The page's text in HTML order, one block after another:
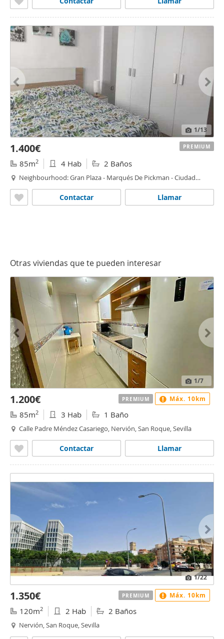
1/13
1.400€
85m2 4 Hab 2 Baños
Neighbourhood: Gran Plaza - Marqués De Pickman - Ciudad
Llamar
Contactar
PREMIUM
Otras viviendas que te pueden interesar
1/7
1.200€
85m2 3 Hab 1 Baño
Calle Padre Méndez Casariego, Nervión, San Roque, Sevilla
Llamar
Contactar
PREMIUM Máx. 10km
1/22
1.350€
120m2 2 Hab 2 Baños
Nervión, San Roque, Sevilla
PREMIUM Máx. 10km